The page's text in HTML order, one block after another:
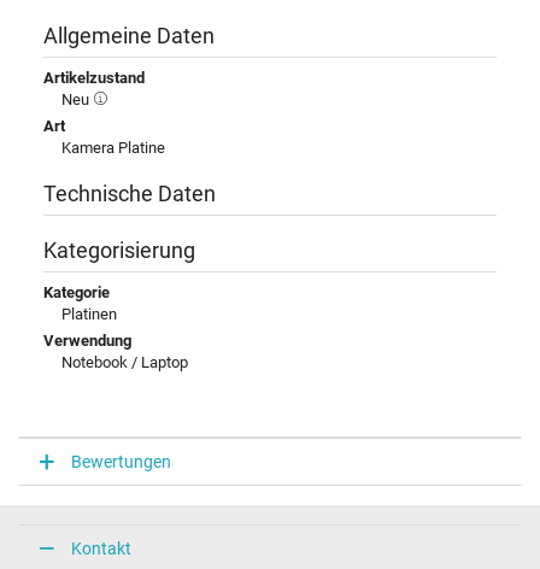
Allgemeine Daten
Artikelzustand
Neu
Art
Kamera Platine
Technische Daten
Kategorisierung
Kategorie
Platinen
Verwendung
Notebook / Laptop
Bewertungen
Kontakt